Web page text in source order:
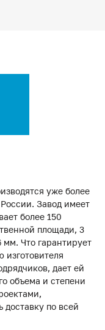
уже более
Завод имеет
более 150
площади, 3
мм. Что гарантирует
дает ей
объема и степени
доставку по всей